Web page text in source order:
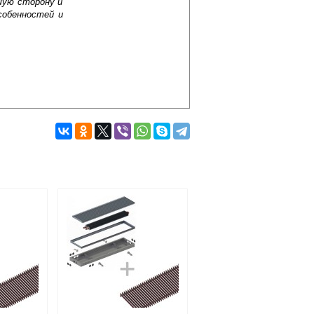
и
Подробнее об оплате